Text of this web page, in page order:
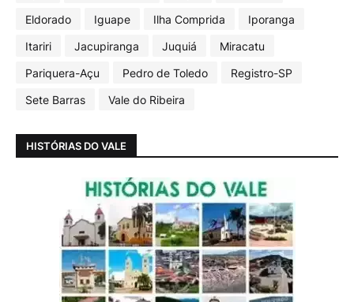
Eldorado
Iguape Ilha Comprida
Iporanga
Itariri
Jacupiranga Juquiá
Miracatu
Pariquera-Açu
Pedro de Toledo
Registro-SP
Sete Barras
Vale do Ribeira
HISTÓRIAS DO VALE